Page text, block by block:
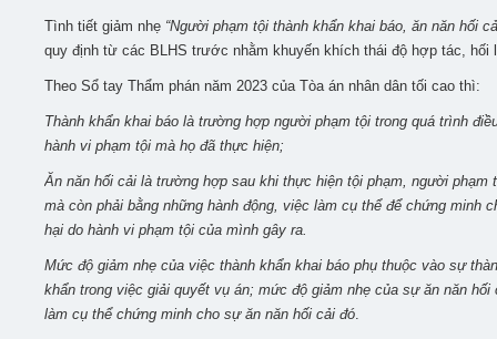
Tình tiết giảm nhẹ “Người phạm tội thành khẩn khai báo, ăn năn hối
quy định từ các BLHS trước nhằm khuyến khích thái độ hợp tác,
Theo Sổ tay Thẩm phán năm 2023 của Tòa án nhân dân tối cao thì:
Thành khẩn khai báo là trường hợp người phạm tội trong quá trình
hành vi phạm tội mà họ đã thực hiện;
Ăn năn hối cải là trường hợp sau khi thực hiện tội phạm, người
mà còn phải bằng những hành động, việc làm cụ thể để chứng
hại do hành vi phạm tội của mình gây ra.
Mức độ giảm nhẹ của việc thành khẩn khai báo phụ thuộc vào sự
khẩn trong việc giải quyết vụ án; mức độ giảm nhẹ của sự ăn năn
làm cụ thể chứng minh cho sự ăn năn hối cải đó.